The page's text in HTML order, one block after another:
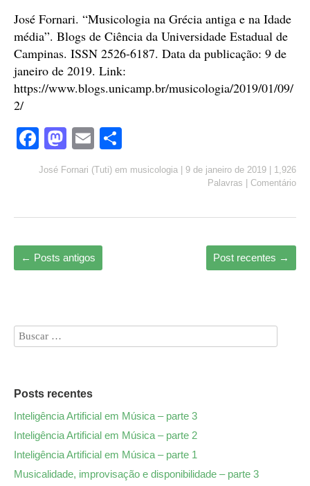
José Fornari. “Musicologia na Grécia antiga e na Idade
média”. Blogs de Ciência da Universidade Estadual de
Campinas. ISSN 2526-6187. Data da publicação: 9 de
janeiro de 2019. Link:
https://www.blogs.unicamp.br/musicologia/2019/01/09/
2/
Fa
ce
bo
M
as
to
n
E
m
ail
ha
re
José Fornari (Tuti) em musicologia 9 de janeiro de 2019
1,926
Palavras
Comentário
← Posts antigos Post recentes →
Posts recentes
Inteligência Artificial em Música – parte 3
Inteligência Artificial em Música – parte 2
Inteligência Artificial em Música – parte 1
Musicalidade, improvisação e disponibilidade – parte 3